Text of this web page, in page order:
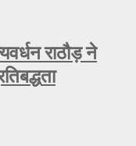
राठौड़ ने